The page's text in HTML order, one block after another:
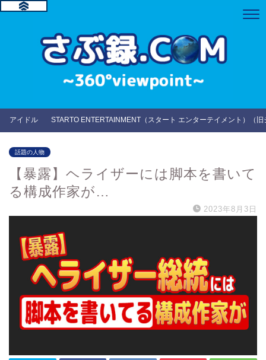
アイドル STARTO ENTERTAINMENT（スタート エンターテイメント）（
話題の人物
【暴露】ヘライザーには脚本を書いて
る構成作家が…
2023年8月3日